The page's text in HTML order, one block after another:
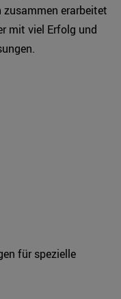
erarbeitet
mit viel Erfolg und
für spezielle